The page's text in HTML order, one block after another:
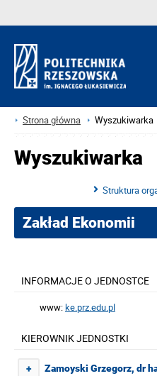
Strona główna Wyszukiwarka
Wyszukiwarka
Struktura
Zakład Ekonomii
INFORMACJE O JEDNOSTCE
www:ke.prz.edu.pl
KIEROWNIK JEDNOSTKI
+ Zamoyski Grzegorz, dr